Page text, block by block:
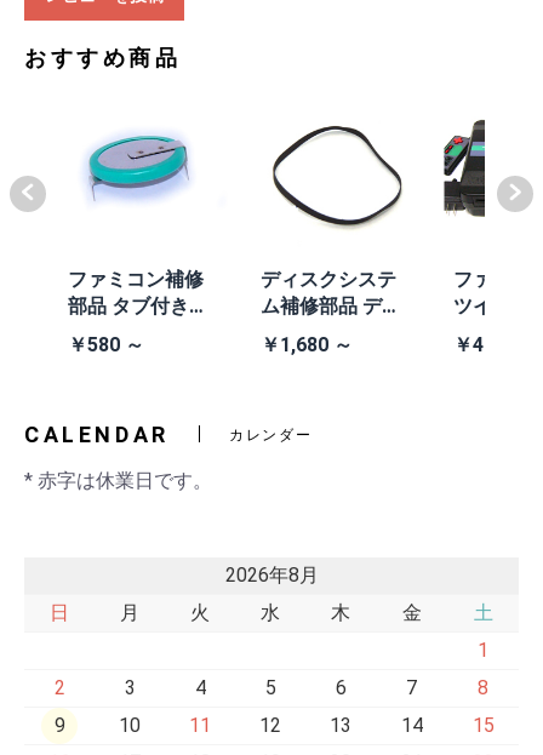
おすすめ商品
ファミコン補修
部品 タブ付きコ
イン電池(CR203
2)
￥580 ～
ディスクシステ
ム補修部品 ディ
スクシステム用
交換ベルト
￥1,680 ～
ファミコ
ツインフ
ン本体
黒・連射
￥41,980
CALENDAR カレンダー
* 赤字は休業日です。
2026年8月
日
月 火 水 木 金
土
1
2
3 4 5 6 7
8
9
10 11 12 13 14
15